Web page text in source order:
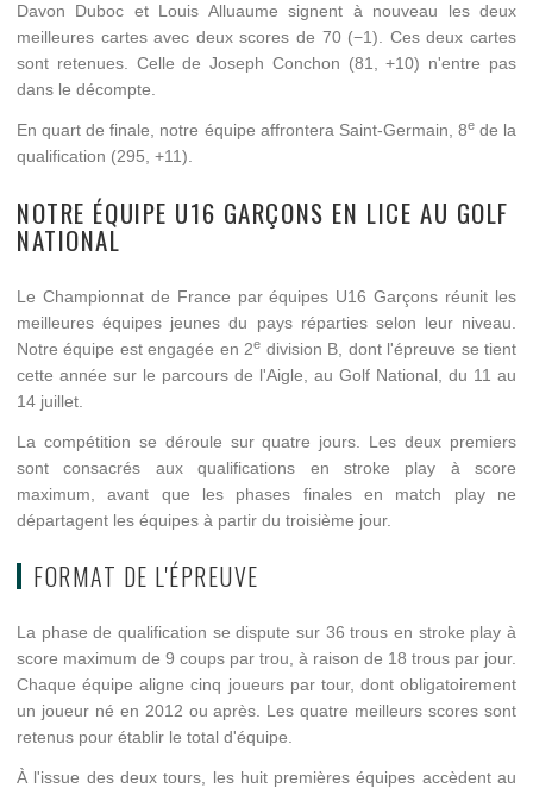
Davon Duboc et Louis Alluaume signent à nouveau les deux
meilleures cartes avec deux scores de 70 (−1). Ces deux cartes
sont retenues. Celle de Joseph Conchon (81, +10) n'entre pas
dans le décompte.
En quart de finale, notre équipe affrontera Saint-Germain, 8ede la
qualification (295, +11).
NOTRE ÉQUIPE U16 GARÇONS EN LICE AU GOLF
NATIONAL
Le Championnat de France par équipes U16 Garçons réunit les
meilleures équipes jeunes du pays réparties selon leur niveau.
Notre équipe est engagée en 2e division B, dont l'épreuve se tient
cette année sur le parcours de l'Aigle, au Golf National, du 11 au
14 juillet.
La compétition se déroule sur quatre jours. Les deux premiers
sont consacrés aux qualifications en stroke play à score
maximum, avant que les phases finales en match play ne
départagent les équipes à partir du troisième jour.
FORMAT DE L'ÉPREUVE
La phase de qualification se dispute sur 36 trous en stroke play à
score maximum de 9 coups par trou, à raison de 18 trous par jour.
Chaque équipe aligne cinq joueurs par tour, dont obligatoirement
un joueur né en 2012 ou après. Les quatre meilleurs scores sont
retenus pour établir le total d'équipe.
À l'issue des deux tours, les huit premières équipes accèdent au